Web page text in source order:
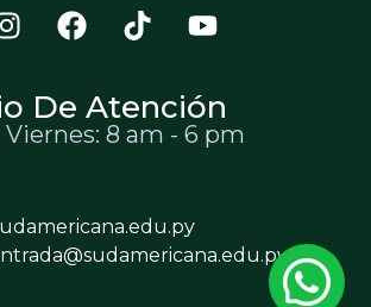
De Atención
Viernes: 8 am - 6 pm